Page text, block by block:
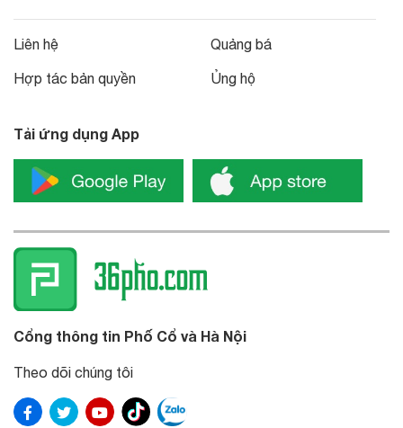
Liên hệ
Hợp tác bản quyền
Quảng bá
Ủng hộ
Tải ứng dụng App
Cổng thông tin Phố Cổ và Hà Nội
Theo dõi chúng tôi